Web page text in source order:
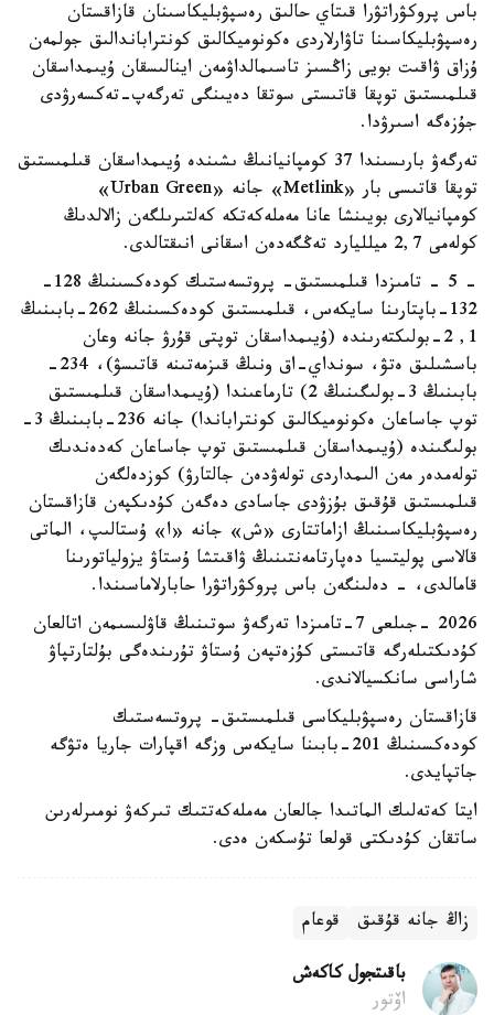
باس پروكۋراتۋرا قىتاي حالىق رەسپۋبليكاسىنان قازاقستان
رەسپۋبليكاسىنا تاۋارلاردى ەكونوميكالىق كونتراباندالىق جولمەن
ۇزاق ۋاقىت بويى زاڭسىز تاسىمالداۋمەن اينالىسقان ۇيىمداسقان
قىلمىستىق توپقا قاتىستى سوتقا دەيىنگى تەرگەپ-تەكسەرۋدى
جۇزەگە اسىرۋدا.
تەرگەۋ بارىسىندا 37 كومپانيانىڭ ىشىندە ۇيىمداسقان قىلمىستىق
توپقا قاتىسى بار «Metlink» جانە «Urban Green»
كومپانيالارى بويىنشا عانا مەملەكەتكە كەلتىرىلگەن زالالدىڭ
كولەمى 2,7 ميلليارد تەڭگەدەن اسقانى انىقتالدى.
- 5 - تامىزدا قىلمىستىق- پروتسەستىك كودەكسىنىڭ 128-
132-باپتارىنا سايكەس، قىلمىستىق كودەكسىنىڭ 262-بابىنىڭ
1, 2-بولىكتەرىندە (ۇيىمداسقان توپتى قۇرۋ جانە وعان
باسشىلىق ەتۋ، سونداي-اق ونىڭ قىزمەتىنە قاتىسۋ)، 234-
بابىنىڭ 3-بولىگىنىڭ 2) تارماعىندا (ۇيىمداسقان قىلمىستىق
توپ جاساعان ەكونوميكالىق كونتراباندا) جانە 236-بابىنىڭ 3-
بولىگىندە (ۇيىمداسقان قىلمىستىق توپ جاساعان كەدەندىك
تولەمدەر مەن الىمداردى تولەۋدەن جالتارۋ) كوزدەلگەن
قىلمىستىق قۇقىق بۇزۋدى جاسادى دەگەن كۇدىكپەن قازاقستان
رەسپۋبليكاسىنىڭ ازاماتتارى «ش» جانە «ا» ۇستالىپ، الماتى
قالاسى پوليتسيا دەپارتامەنتىنىڭ ۋاقىتشا ۇستاۋ يزولياتورىنا
قامالدى، - دەلىنگەن باس پروكۋراتۋرا حابارلاماسىندا.
2026 -جىلعى 7-تامىزدا تەرگەۋ سوتىنىڭ قاۋلىسىمەن اتالعان
كۇدىكتىلەرگە قاتىستى كۇزەتپەن ۇستاۋ تۇرىندەگى بۇلتارتپاۋ
شاراسى سانكسيالاندى.
قازاقستان رەسپۋبليكاسى قىلمىستىق- پروتسەستىك
كودەكسىنىڭ 201-بابىنا سايكەس وزگە اقپارات جاريا ەتۋگە
جاتپايدى.
ايتا كەتەلىك الماتىدا جالعان مەملەكەتتىك تىركەۋ نومىرلەرىن
ساتقان كۇدىكتى قولعا تۇسكەن ەدى.
زاڭ جانە قۇقىق قوعام
باقىتجول كاكەش
اۆتور